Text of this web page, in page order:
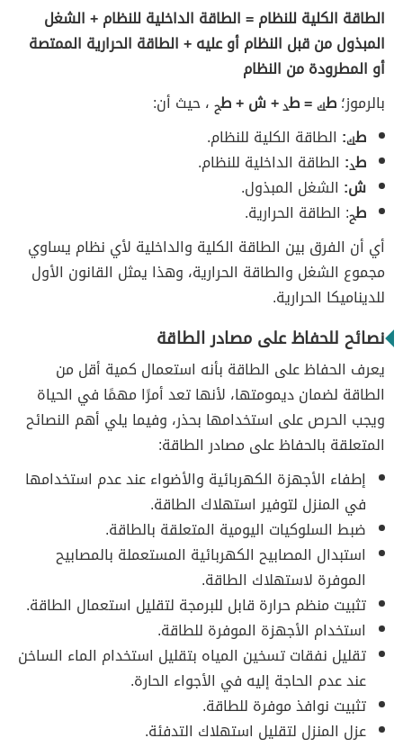
الطاقة الكلية للنظام = الطاقة الداخلية للنظام + الشغل
المبذول من قبل النظام أو عليه + الطاقة الحرارية الممتصة
أو المطرودة من النظام
بالرموز؛طك = طد+ ش + طح ، حيث أن:
طك: الطاقة الكلية للنظام.
طد: الطاقة الداخلية للنظام.
ش: الشغل المبذول.
طح: الطاقة الحرارية.
أي أن الفرق بين الطاقة الكلية والداخلية لأي نظام يساوي
مجموع الشغل والطاقة الحرارية، وهذا يمثل القانون الأول
للديناميكا الحرارية.
نصائح للحفاظ على مصادر الطاقة
يعرف الحفاظ على الطاقة بأنه استعمال كمية أقل من
الطاقة لضمان ديمومتها، لأنها تعد أمرًا مهمًا في الحياة
ويجب الحرص على استخدامها بحذر، وفيما يلي أهم النصائح
المتعلقة بالحفاظ على مصادر الطاقة:
إطفاء الأجهزة الكهربائية والأضواء عند عدم استخدامها
في المنزل لتوفير استهلاك الطاقة.
ضبط السلوكيات اليومية المتعلقة بالطاقة.
استبدال المصابيح الكهربائية المستعملة بالمصابيح
الموفرة لاستهلاك الطاقة.
تثبيت منظم حرارة قابل للبرمجة لتقليل استعمال الطاقة.
استخدام الأجهزة الموفرة للطاقة.
تقليل نفقات تسخين المياه بتقليل استخدام الماء الساخن
عند عدم الحاجة إليه في الأجواء الحارة.
تثبيت نوافذ موفرة للطاقة.
عزل المنزل لتقليل استهلاك التدفئة.